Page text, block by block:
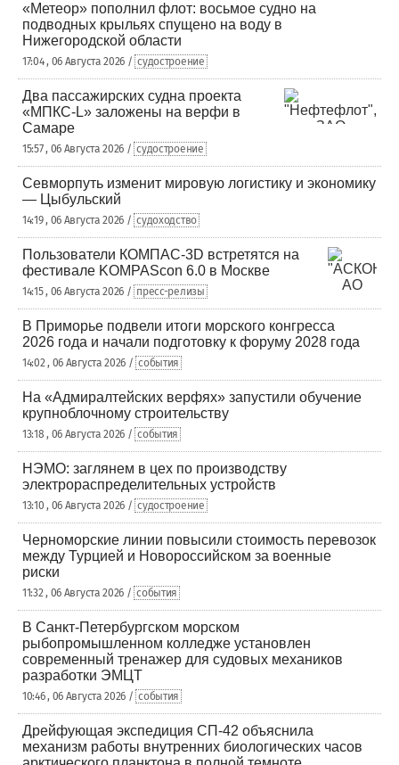
«Метеор» пополнил флот: восьмое судно на
подводных крыльях спущено на воду в
Нижегородской области
17:04 , 06 Августа 2026 / судостроение
Два пассажирских судна проекта
«МПКС-L» заложены на верфи в
Самаре
15:57 , 06 Августа 2026 / судостроение
Севморпуть изменит мировую логистику и экономику
— Цыбульский
14:19 , 06 Августа 2026 / судоходство
Пользователи КОМПАС-3D встретятся на
фестивале KOMPAScon 6.0 в Москве
14:15 , 06 Августа 2026 / пресс-релизы
В Приморье подвели итоги морского конгресса
2026 года и начали подготовку к форуму 2028 года
14:02 , 06 Августа 2026 / события
На «Адмиралтейских верфях» запустили обучение
крупноблочному строительству
13:18 , 06 Августа 2026 / события
НЭМО: заглянем в цех по производству
электрораспределительных устройств
13:10 , 06 Августа 2026 / судостроение
Черноморские линии повысили стоимость перевозок
между Турцией и Новороссийском за военные
риски
11:32 , 06 Августа 2026 / события
В Санкт-Петербургском морском
рыбопромышленном колледже установлен
современный тренажер для судовых механиков
разработки ЭМЦТ
10:46 , 06 Августа 2026 / события
Дрейфующая экспедиция СП-42 объяснила
механизм работы внутренних биологических часов